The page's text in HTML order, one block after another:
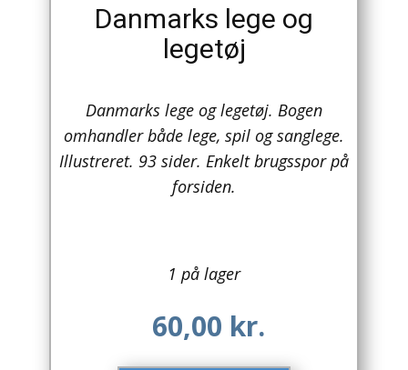
Antikviteter
Arkitektur
Asien
Danmarks lege og
legetøj
Danmarks lege og legetøj. Bogen
omhandler både lege, spil og sanglege.
Illustreret. 93 sider. Enkelt brugsspor på
forsiden.
1 på lager
60,00 kr.